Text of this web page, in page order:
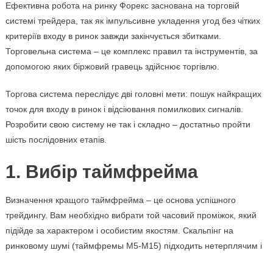
Ефективна робота на ринку Форекс заснована на торговій
системі трейдера, так як імпульсивне укладення угод без чітких
критеріїв входу в ринок завжди закінчується збитками.
Торговельна система – це комплекс правил та інструментів, за
допомогою яких біржовий гравець здійснює торгівлю.
Торгова система переслідує дві головні мети: пошук найкращих
точок для входу в ринок і відсіювання помилкових сигналів.
Розробити свою систему не так і складно – достатньо пройти
шість послідовних етапів.
1. Вибір таймфрейма
Визначення кращого таймфрейма – це основа успішного
трейдингу. Вам необхідно вибрати той часовий проміжок, який
підійде за характером і особистим якостям. Скальпінг на
ринковому шумі (таймфремы M5-M15) підходить нетерплячим і